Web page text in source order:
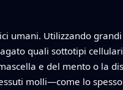
umani. Utilizzando
quali sottotipi
e del mento o la
molli—come lo